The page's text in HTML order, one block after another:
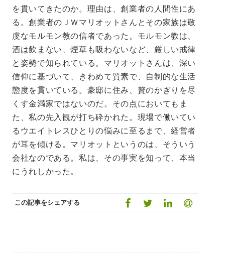
を貫いてきたのか。理由は、創業者の人間性にあ
る。創業者のＪＷマリオットさんとその家族は敬
虔なモルモン教の信者であった。モルモン教は、
酒は飲まない、煙草も吸わないなど、厳しい戒律
と姿勢で知られている。マリオットさんは、深い
信仰に基づいて、きわめて質素で、自制的な生活
態度を貫いている。豪邸に住み、贅のかぎりを尽
くす金満家ではないのだ。その点においてもま
た、私の先入観が打ち砕かれた。現場で働いてい
るウエイトレスひとりの悩みに至るまで、経営者
が耳を傾ける。マリオットというのは、そういう
会社なのである。私は、その事実を知って、本当
にうれしかった。
この記事をシェアする